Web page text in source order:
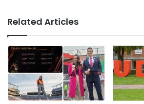
Related Articles